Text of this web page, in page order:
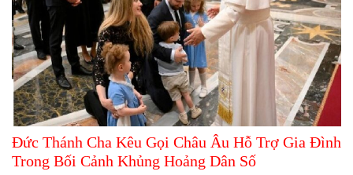
Đức Thánh Cha Kêu Gọi Châu Âu Hỗ Trợ Gia Đình
Trong Bối Cảnh Khủng Hoảng Dân Số